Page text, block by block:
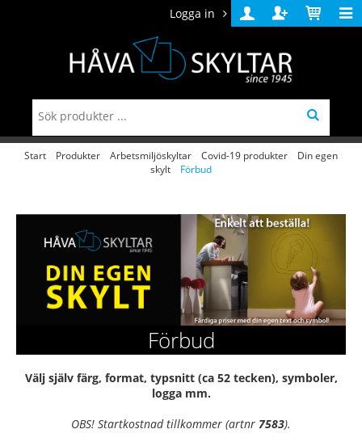
Logga in
Logga
in
Skapa
konto
Varukorg
Start Produkter Arbetsmiljöskyltar Covid-19 produkter
Din egen
skylt
Förbud
Förbud
Välj själv färg, format, typsnitt (ca 52 tecken), symboler,
logga mm.
OBS! Startkostnad tillkommer (artnr 7583).